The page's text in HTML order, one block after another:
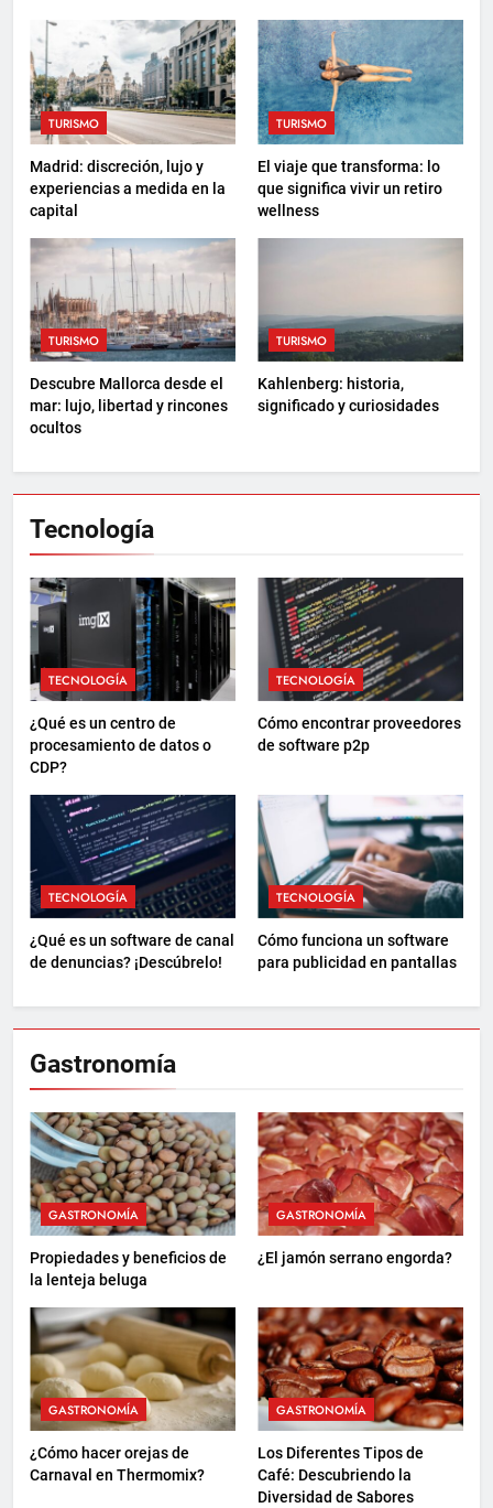
TURISMO
Madrid: discreción, lujo y
experiencias a medida en la
capital
TURISMO
El viaje que transforma: lo
que significa vivir un retiro
wellness
TURISMO
Descubre Mallorca desde el
mar: lujo, libertad y rincones
ocultos
TURISMO
Kahlenberg: historia,
significado y curiosidades
Tecnología
TECNOLOGÍA
¿Qué es un centro de
procesamiento de datos o
CDP?
TECNOLOGÍA
Cómo encontrar proveedores
de software p2p
TECNOLOGÍA
¿Qué es un software de canal
de denuncias? ¡Descúbrelo!
TECNOLOGÍA
Cómo funciona un software
para publicidad en pantallas
Gastronomía
GASTRONOMÍA
Propiedades y beneficios de
la lenteja beluga
GASTRONOMÍA
¿El jamón serrano engorda?
GASTRONOMÍA
¿Cómo hacer orejas de
Carnaval en Thermomix?
GASTRONOMÍA
Los Diferentes Tipos de
Café: Descubriendo la
Diversidad de Sabores